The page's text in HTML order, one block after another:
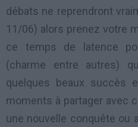
débats ne reprendront
11/06) alors prenez votre
ce temps de latence
(charme entre autres)
quelques beaux succès
moments à partager avec
une nouvelle conquête ou